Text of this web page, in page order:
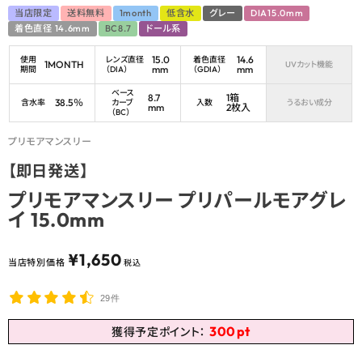
当店限定 送料無料 1month 低含水 グレー
DIA15.0mm
着色直径 14.6mm
BC8.7 ドール系
使用
期間
1MONTH
レンズ直径
（DIA）
15.0
mm
着色直径
（GDIA）
14.6
mm
UVカット機能
含水率 38.5％
ベース
カーブ
（BC）
8.7
mm
入数
1箱
2枚入
うるおい成分
プリモアマンスリー
【即日発送】
プリモアマンスリー プリパールモアグレ
イ 15.0mm
当店特別価格 ¥1,650 税込
29件
獲得予定ポイント： 300pt